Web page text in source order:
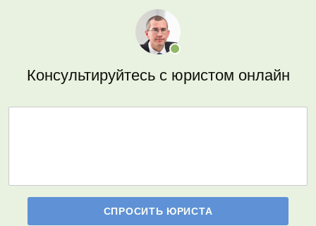
Консультируйтесь с юристом онлайн